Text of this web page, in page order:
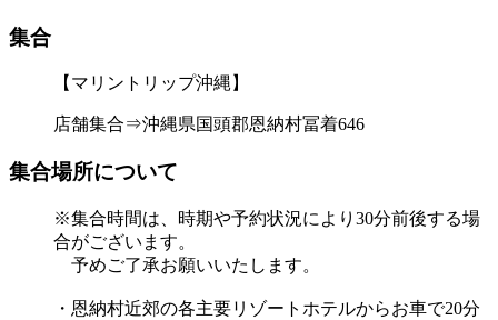
集合
【マリントリップ沖縄】
店舗集合⇒沖縄県国頭郡恩納村冨着646
集合場所について
※集合時間は、時期や予約状況により30分前後する場
合がございます。
予めご了承お願いいたします。
・恩納村近郊の各主要リゾートホテルからお車で20分